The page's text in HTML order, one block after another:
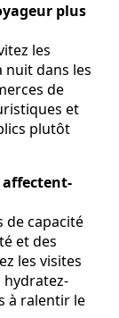
plus
les
dans les
de
et
plutôt
affectent-
de capacité
et des
les visites
à ralentir le